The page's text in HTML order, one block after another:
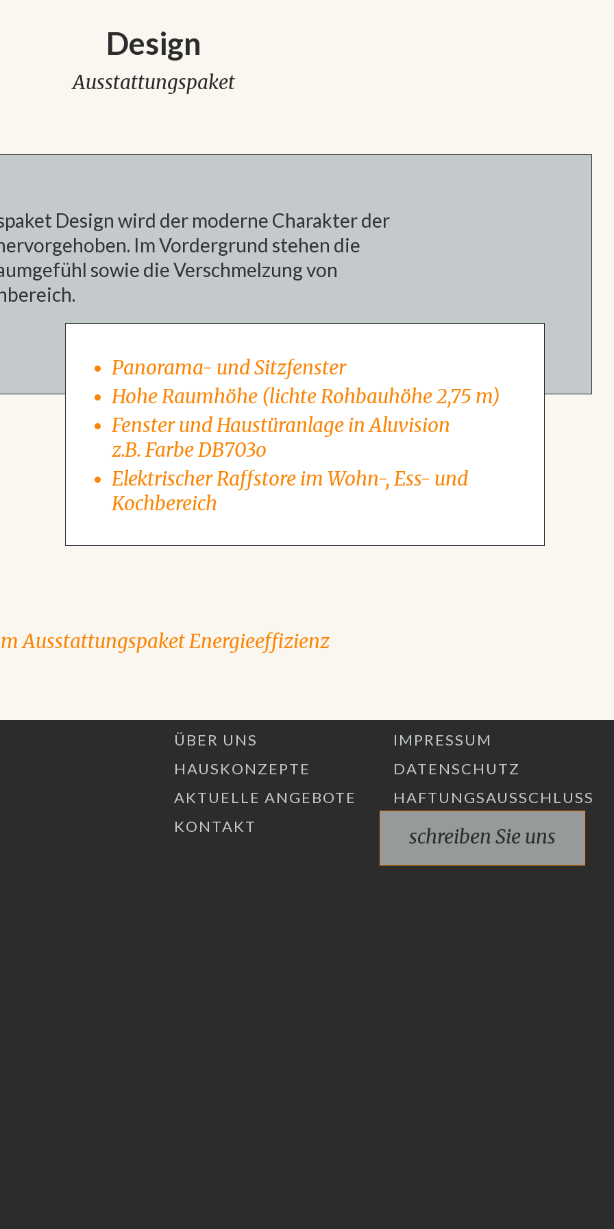
Design
Ausstattungspaket
Design wird der moderne Charakter der
Im Vordergrund stehen die
sowie die Verschmelzung von
Panorama- und Sitzfenster
Hohe Raumhöhe (lichte Rohbauhöhe 2,75 m)
Fenster und Haustüranlage in Aluvision
z.B. Farbe DB703o
Elektrischer Raffstore im Wohn-, Ess- und
Kochbereich
Ausstattungspaket Energieeffizienz
ÜBER UNS
HAUSKONZEPTE
AKTUELLE ANGEBOTE
KONTAKT
schreiben Sie uns
IMPRESSUM
DATENSCHUTZ
HAFTUNGSAUSSCHLUSS